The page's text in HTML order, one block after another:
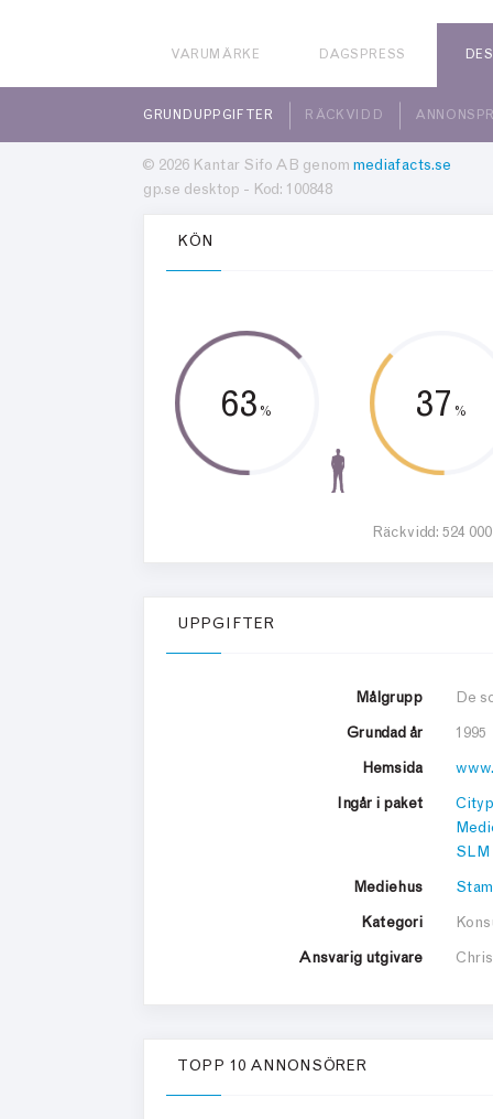
VARUMÄRKE DAGSPRESS
GRUNDUPPGIFTER RÄCKVIDD
© 2026 Kantar Sifo AB genom mediafacts.se
gp.se desktop - Kod: 100848
KÖN
63 % 37 %
Räckvidd: 524
UPPGIFTER
Målgrupp De
Grundad år 1995
Hemsida
Ingår i paket
SLM
Mediehus
Kategori
Ansvarig utgivare
TOPP 10 ANNONSÖRER